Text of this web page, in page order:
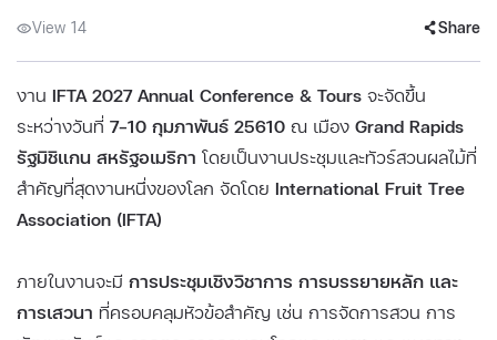
View 14 Share
งาน IFTA 2027 Annual Conference & Tours จะจัดขึ้น
ระหว่างวันที่ 7–10 กุมภาพันธ์ 25610 ณ เมือง Grand Rapids
รัฐมิชิแกน สหรัฐอเมริกา โดยเป็นงานประชุมและทัวร์สวนผลไม้ที่
สำคัญที่สุดงานหนึ่งของโลก จัดโดย International Fruit Tree
Association (IFTA)
ภายในงานจะมี การประชุมเชิงวิชาการ การบรรยายหลัก และ
การเสวนา ที่ครอบคลุมหัวข้อสำคัญ เช่น การจัดการสวน การ